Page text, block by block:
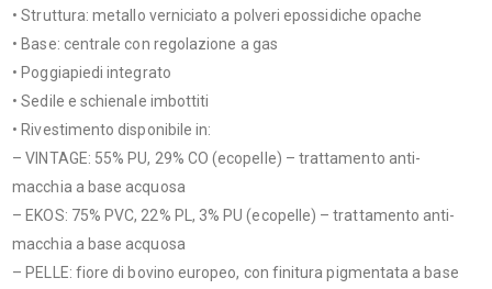
• Struttura: metallo verniciato a polveri epossidiche opache
• Base: centrale con regolazione a gas
• Poggiapiedi integrato
• Sedile e schienale imbottiti
• Rivestimento disponibile in:
– VINTAGE: 55% PU, 29% CO (ecopelle) – trattamento anti-
macchia a base acquosa
– EKOS: 75% PVC, 22% PL, 3% PU (ecopelle) – trattamento anti-
macchia a base acquosa
– PELLE: fiore di bovino europeo, con finitura pigmentata a base